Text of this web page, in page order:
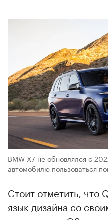
BMW X7 не обновлялся с
автомобилю пользоваться
Стоит отметить,
язык дизайна со